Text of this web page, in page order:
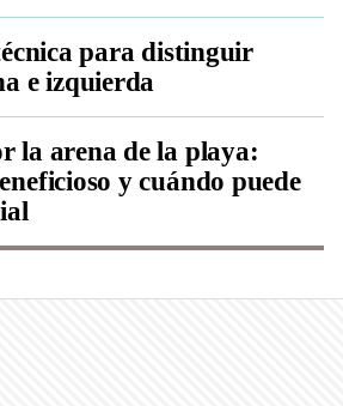
para distinguir
e izquierda
la arena de la playa:
y cuándo puede